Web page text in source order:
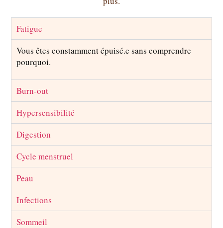
Fatigue
Vous êtes constamment épuisé.e sans comprendre
pourquoi.
Burn-out
Hypersensibilité
Digestion
Cycle menstruel
Peau
Infections
Sommeil